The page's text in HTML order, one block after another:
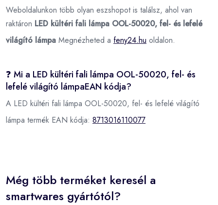
Weboldalunkon több olyan eszshopot is találsz, ahol van
raktáron LED kültéri fali lámpa OOL-50020, fel- és lefelé
világító lámpa Megnézheted a feny24.hu oldalon.
❓ Mi a LED kültéri fali lámpa OOL-50020, fel- és
lefelé világító lámpaEAN kódja?
A LED kültéri fali lámpa OOL-50020, fel- és lefelé világító
lámpa termék EAN kódja: 8713016110077
Még több terméket keresél a
smartwares gyártótól?